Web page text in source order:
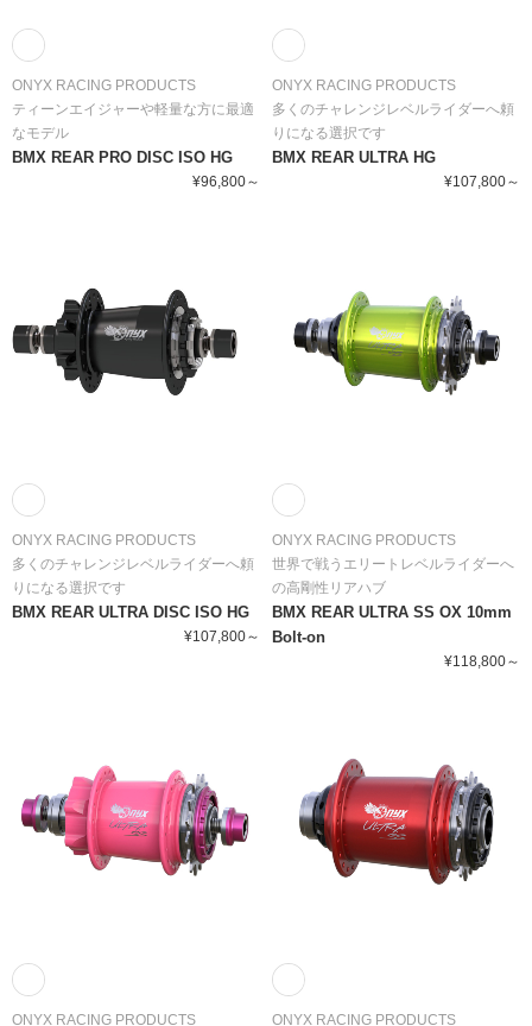
ONYX RACING PRODUCTS
ティーンエイジャーや軽量な方に最適
なモデル
BMX REAR PRO DISC ISO HG
¥96,800～
ONYX RACING PRODUCTS
多くのチャレンジレベルライダーへ頼
りになる選択です
BMX REAR ULTRA HG
¥107,800～
ONYX RACING PRODUCTS
多くのチャレンジレベルライダーへ頼
りになる選択です
BMX REAR ULTRA DISC ISO HG
¥107,800～
ONYX RACING PRODUCTS
世界で戦うエリートレベルライダーへ
の高剛性リアハブ
BMX REAR ULTRA SS OX 10mm
Bolt-on
¥118,800～
ONYX RACING PRODUCTS ONYX RACING PRODUCTS